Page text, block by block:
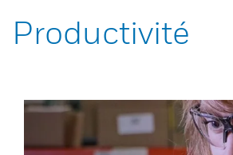
Productivité